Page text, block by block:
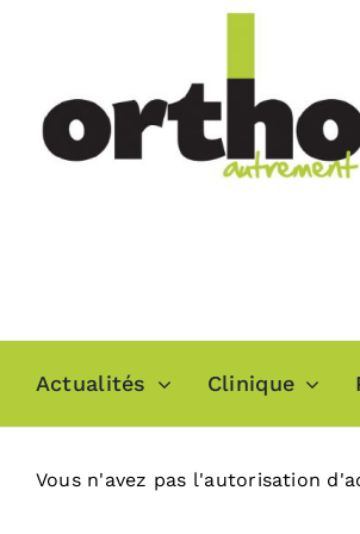
Actualités Clinique
Vous n'avez pas l'autorisation